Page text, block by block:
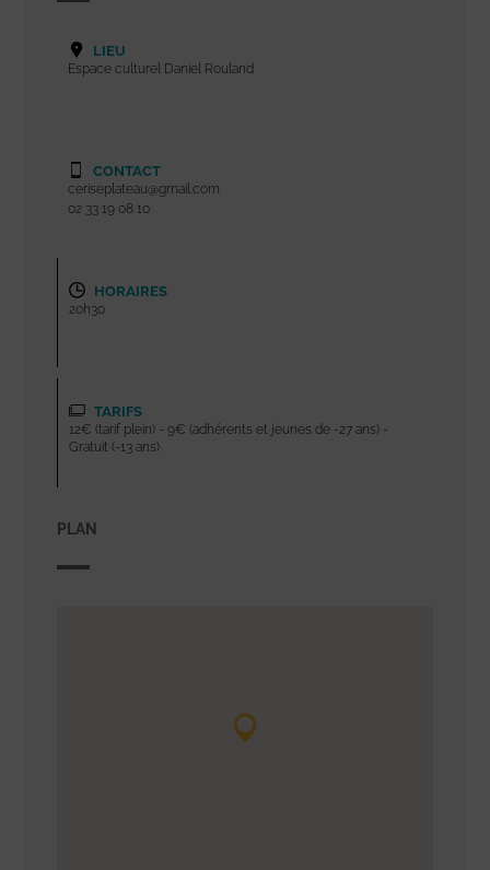
LIEU
Espace culturel Daniel Rouland
CONTACT
ceriseplateau@gmail.com
02 33 19 08 10
HORAIRES
20h30
TARIFS
12€ (tarif plein) - 9€ (adhérents et jeunes de -27 ans) -
Gratuit (-13 ans)
PLAN